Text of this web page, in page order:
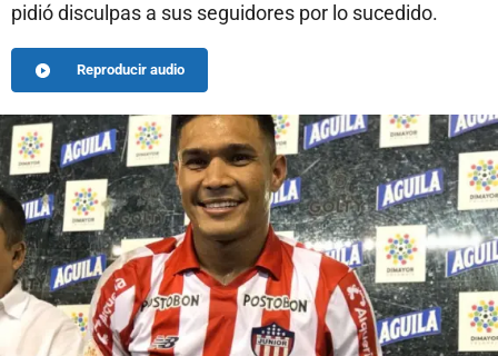
pidió disculpas a sus seguidores por lo sucedido.
Reproducir audio